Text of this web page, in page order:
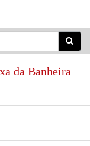
da Banheira